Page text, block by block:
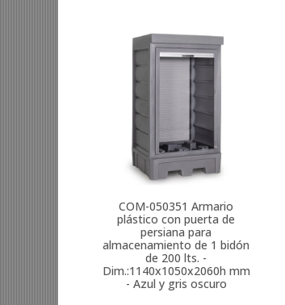
COM-050351 Armario
plástico con puerta de
persiana para
almacenamiento de 1 bidón
de 200 lts. -
Dim.:1140x1050x2060h mm
- Azul y gris oscuro